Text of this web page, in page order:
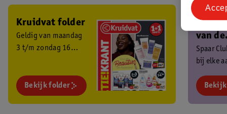
Kruidvat folder
Geldig van maandag
3 t/m zondag 16
Bekijk folder
Ben
van de
Club?
Spaar
bij elke